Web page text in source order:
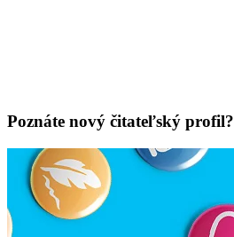
Poznáte nový čitateľský profil?